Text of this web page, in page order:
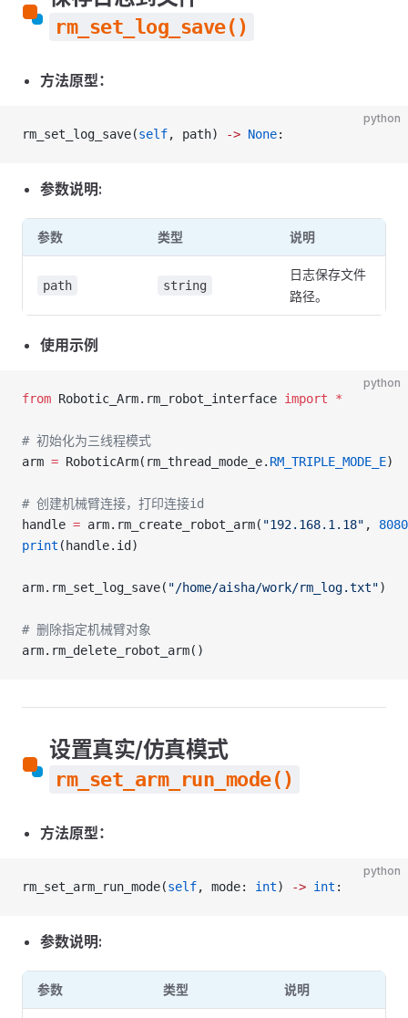
rm_set_log_save()
方法原型：
python
rm_set_log_save(self, path) -> None:
参数说明:
参数 类型 说明
path string
日志保存文件
路径。
使用示例
python
from Robotic_Arm.rm_robot_interface import *
# 初始化为三线程模式
arm = RoboticArm(rm_thread_mode_e. RM_TRIPLE_MODE_E)
# 创建机械臂连接，打印连接id
handle = arm.rm_create_robot_arm( "192.168.1.18" , 8080
print (handle.id)
arm.rm_set_log_save( "/home/aisha/work/rm_log.txt")
# 删除指定机械臂对象
arm.rm_delete_robot_arm()
设置真实/仿真模式
rm_set_arm_run_mode()
方法原型：
python
rm_set_arm_run_mode(self, mode: int) -> int :
参数说明:
参数 类型 说明